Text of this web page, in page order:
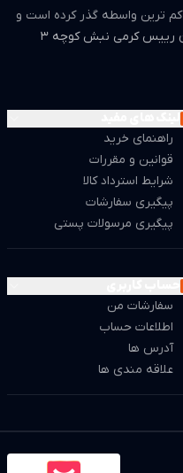
ترین واسطه گذر کرده است و
رییس کرمی نبش کوچه 3
راهنمای خرید
قوانین و مقررات
شرایط استرداد کالا
پیگیری سفارشات
پیگیری مرسولات پستی
سفارشات من
اطلاعات حساب
آدرس ها
علاقه مندی ها